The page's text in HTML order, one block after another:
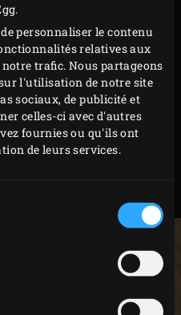
personnaliser le contenu
relatives aux
trafic. Nous partageons
l'utilisation de notre site
sociaux, de publicité et
celles-ci avec d'autres
fournies ou qu'ils ont
de leurs services.
The Onyx. De plus, The
équipé des nouvellesDual
facilement votre surface
pour le XLarge.
sur chariot avec des
avez encore plus de
entendu, vous pouvez